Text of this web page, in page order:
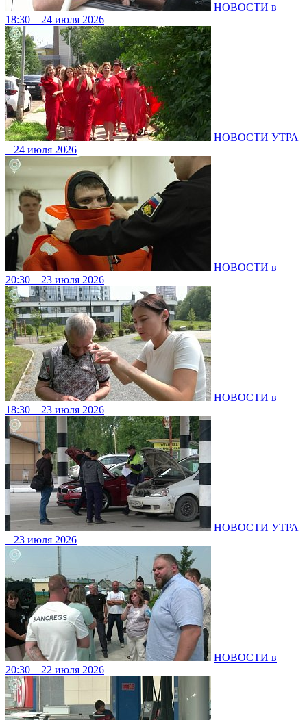
НОВОСТИ в
18:30 – 24 июля 2026
НОВОСТИ УТРА
– 24 июля 2026
НОВОСТИ в
20:30 – 23 июля 2026
НОВОСТИ в
18:30 – 23 июля 2026
НОВОСТИ УТРА
– 23 июля 2026
НОВОСТИ в
20:30 – 22 июля 2026